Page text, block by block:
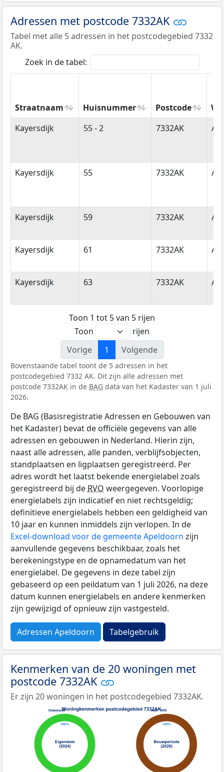
Adressen met postcode 7332AK
Tabel met alle 5 adressen in het postcodegebied 7332
AK.
Zoek in de tabel:
Straatnaam Huisnummer Postcode
Straatnaam
Huisnummer Postcode
Kayersdijk 55 - 2 7332AK
Kayersdijk 55 7332AK
Kayersdijk 59 7332AK
Kayersdijk 61 7332AK
Kayersdijk 63 7332AK
Toon 1 tot 5 van 5 rijen
Toon
rijen
Vorige
1 Volgende
Bovenstaande tabel toont de 5 adressen in het
postcodegebied 7332 AK. Dit zijn alle adressen met
postcode 7332AK in de BAG data van het Kadaster van 1 juli
2026.
De BAG (Basisregistratie Adressen en Gebouwen van
het Kadaster) bevat de officiële gegevens van alle
adressen en gebouwen in Nederland. Hierin zijn,
naast alle adressen, alle panden, verblijfsobjecten,
standplaatsen en ligplaatsen geregistreerd. Per
adres wordt het laatst bekende energielabel zoals
geregistreerd bij de RVO weergegeven. Voorlopige
energielabels zijn indicatief en niet rechtsgeldig;
definitieve energielabels hebben een geldigheid van
10 jaar en kunnen inmiddels zijn verlopen. In de
Excel-download voor de gemeente Apeldoorn zijn
aanvullende gegevens beschikbaar, zoals het
berekeningstype en de opnamedatum van het
energielabel. De gegevens in deze tabel zijn
gebaseerd op een peildatum van 1 juli 2026, na deze
datum kunnen energielabels en andere kenmerken
zijn gewijzigd of opnieuw zijn vastgesteld.
Adressen Apeldoorn Tabelgebruik
Kenmerken van de 20 woningen met
postcode 7332AK
Er zijn 20 woningen in het postcodegebied 7332AK.